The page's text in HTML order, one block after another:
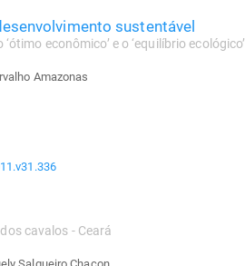
sustentável
econômico’ e o ‘equilíbrio ecológico’
Amazonas
cavalos - Ceará